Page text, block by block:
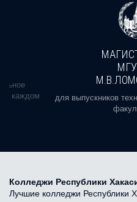
в каждом
для выпускников
Колледжи Республики
Лучшие колледжи Республики